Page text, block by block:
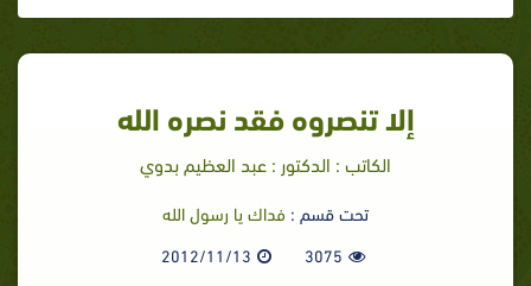
إلا تنصروه فقد نصره الله
الكاتب : الدكتور : عبد العظيم بدوي
تحت قسم : فداك يا رسول الله
3075
2012/11/13